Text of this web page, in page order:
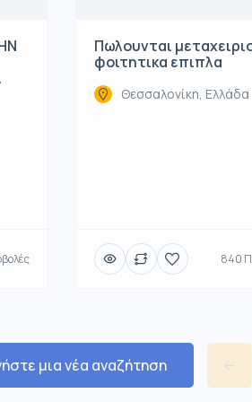
Πωλουνται
φοιτητικα επιπλα
Θεσσαλονίκη, Ελλάδα
840
μια νέα αναζήτηση